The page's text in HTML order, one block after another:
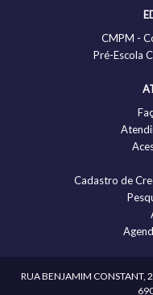
CMPM -
Pré-Escola
Cadastro de
RUA BENJAMIM CONSTANT,